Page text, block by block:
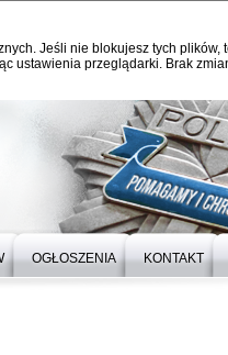
Jeśli nie blokujesz tych plików,
ustawienia przeglądarki. Brak
OGŁOSZENIA KONTAKT